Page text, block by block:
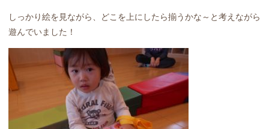
しっかり絵を見ながら、どこを上にしたら揃うかな～と考えながら
遊んでいました！